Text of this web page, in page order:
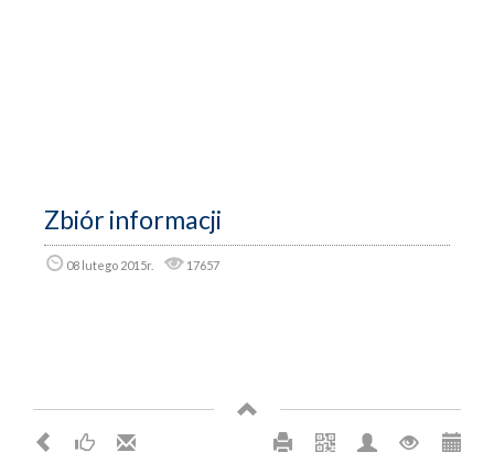
Zbiór informacji
08 lutego 2015r. 17657